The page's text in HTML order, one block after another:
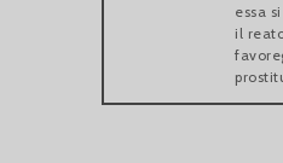
essa
il